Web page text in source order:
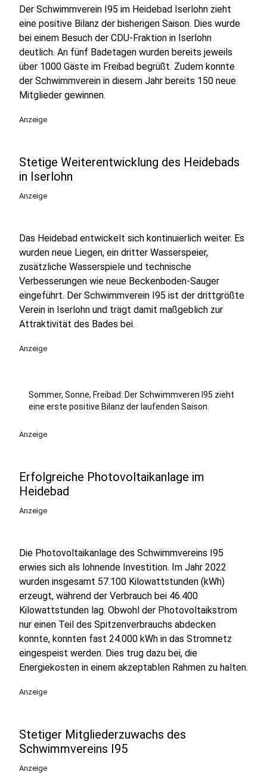
Der Schwimmverein I95 im Heidebad Iserlohn zieht
eine positive Bilanz der bisherigen Saison. Dies wurde
bei einem Besuch der CDU-Fraktion in Iserlohn
deutlich. An fünf Badetagen wurden bereits jeweils
über 1000 Gäste im Freibad begrüßt. Zudem konnte
der Schwimmverein in diesem Jahr bereits 150 neue
Mitglieder gewinnen.
Anzeige
Stetige Weiterentwicklung des Heidebads
in Iserlohn
Anzeige
Das Heidebad entwickelt sich kontinuierlich weiter. Es
wurden neue Liegen, ein dritter Wasserspeier,
zusätzliche Wasserspiele und technische
Verbesserungen wie neue Beckenboden-Sauger
eingeführt. Der Schwimmverein I95 ist der drittgrößte
Verein in Iserlohn und trägt damit maßgeblich zur
Attraktivität des Bades bei.
Anzeige
Sommer, Sonne, Freibad: Der Schwimmveren I95 zieht
eine erste positive Bilanz der laufenden Saison.
Anzeige
Erfolgreiche Photovoltaikanlage im
Heidebad
Anzeige
Die Photovoltaikanlage des Schwimmvereins I95
erwies sich als lohnende Investition. Im Jahr 2022
wurden insgesamt 57.100 Kilowattstunden (kWh)
erzeugt, während der Verbrauch bei 46.400
Kilowattstunden lag. Obwohl der Photovoltaikstrom
nur einen Teil des Spitzenverbrauchs abdecken
konnte, konnten fast 24.000 kWh in das Stromnetz
eingespeist werden. Dies trug dazu bei, die
Energiekosten in einem akzeptablen Rahmen zu halten.
Anzeige
Stetiger Mitgliederzuwachs des
Schwimmvereins I95
Anzeige